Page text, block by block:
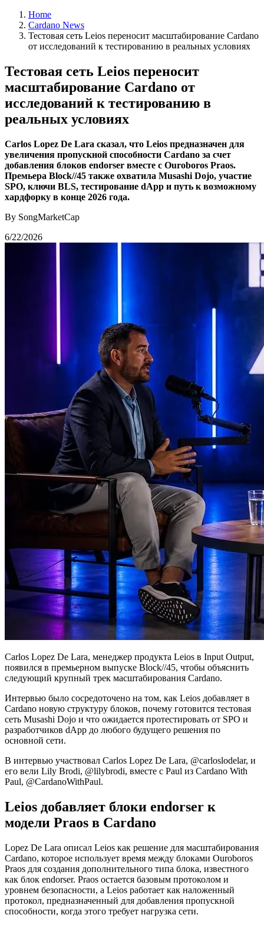
Home
Cardano News
Тестовая сеть Leios переносит масштабирование Cardano
от исследований к тестированию в реальных условиях
Тестовая сеть Leios переносит
масштабирование Cardano от
исследований к тестированию в
реальных условиях
Carlos Lopez De Lara сказал, что Leios предназначен для
увеличения пропускной способности Cardano за счет
добавления блоков endorser вместе с Ouroboros Praos.
Премьера Block//45 также охватила Musashi Dojo, участие
SPO, ключи BLS, тестирование dApp и путь к возможному
хардфорку в конце 2026 года.
By SongMarketCap
6/22/2026
Carlos Lopez De Lara, менеджер продукта Leios в Input Output,
появился в премьерном выпуске Block//45, чтобы объяснить
следующий крупный трек масштабирования Cardano.
Интервью было сосредоточено на том, как Leios добавляет в
Cardano новую структуру блоков, почему готовится тестовая
сеть Musashi Dojo и что ожидается протестировать от SPO и
разработчиков dApp до любого будущего решения по
основной сети.
В интервью участвовал Carlos Lopez De Lara, @carloslodelar, и
его вели Lily Brodi, @lilybrodi, вместе с Paul из Cardano With
Paul, @CardanoWithPaul.
Leios добавляет блоки endorser к
модели Praos в Cardano
Lopez De Lara описал Leios как решение для масштабирования
Cardano, которое использует время между блоками Ouroboros
Praos для создания дополнительного типа блока, известного
как блок endorser. Praos остается базовым протоколом и
уровнем безопасности, а Leios работает как наложенный
протокол, предназначенный для добавления пропускной
способности, когда этого требует нагрузка сети.